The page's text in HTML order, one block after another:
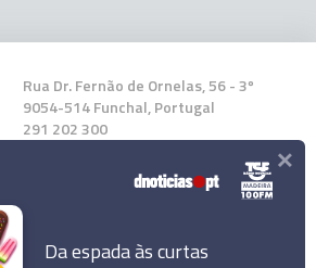
Rua Dr. Fernão de Ornelas, 56 - 3º
9054-514 Funchal, Portugal
291 202 300
Instale a nossa App
Da espada às curtas
×